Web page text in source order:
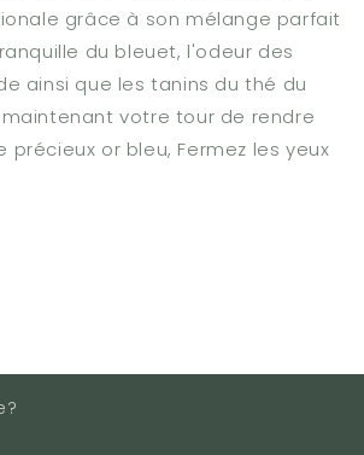
grâce à son mélange parfait
du bleuet, l'odeur des
ainsi que les tanins du thé du
votre tour de rendre
précieux or bleu, Fermez les yeux